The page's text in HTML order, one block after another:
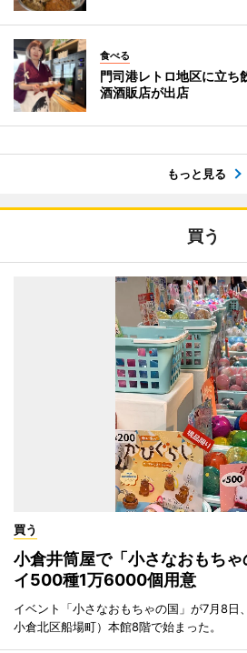
食べる
門司港レトロ地区に立
酒酒販店が出店
もっと見る
買う
買う
小倉井筒屋で「小さなおもち
イ500種1万6000個用意
イベント「小さなおもちゃの国」が7月8日
小倉北区船場町）本館8階で始まった。